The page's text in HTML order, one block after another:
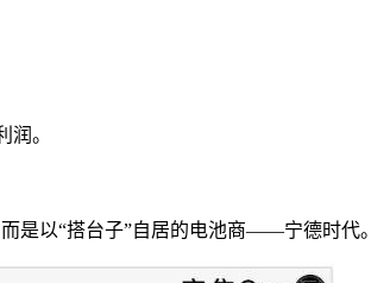
。
是以“搭台子”自居的电池商——宁德时代。